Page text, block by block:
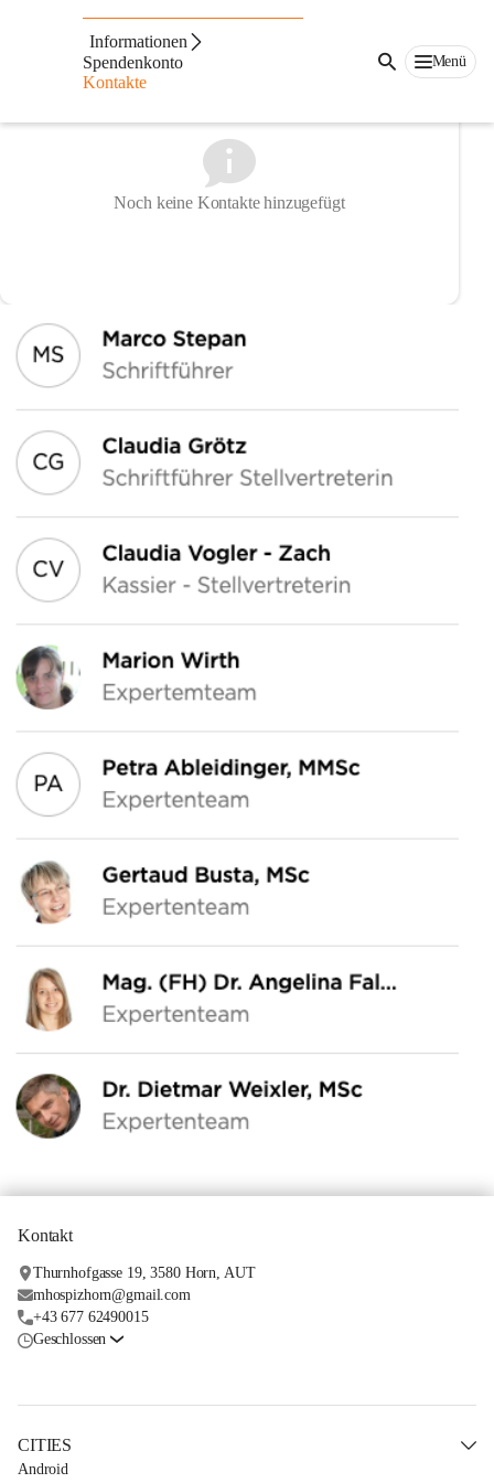
Informationen
Spendenkonto
Kontakte
Menü
Kontakte
Noch keine Kontakte hinzugefügt
Kontakt
Thurnhofgasse 19, 3580 Horn, AUT
mhospizhorn@gmail.com
+43 677 62490015
Geschlossen
CITIES
Android